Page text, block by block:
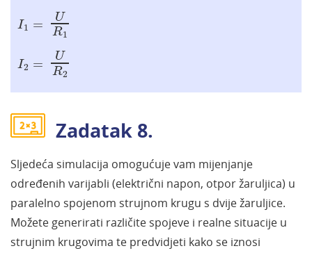
I1 =
U
R1
1
I2 =
U
R2
2
Zadatak 8.
Sljedeća simulacija omogućuje vam mijenjanje
određenih varijabli (električni napon, otpor žaruljica) u
paralelno spojenom strujnom krugu s dvije žaruljice.
Možete generirati različite spojeve i realne situacije u
strujnim krugovima te predvidjeti kako se iznosi